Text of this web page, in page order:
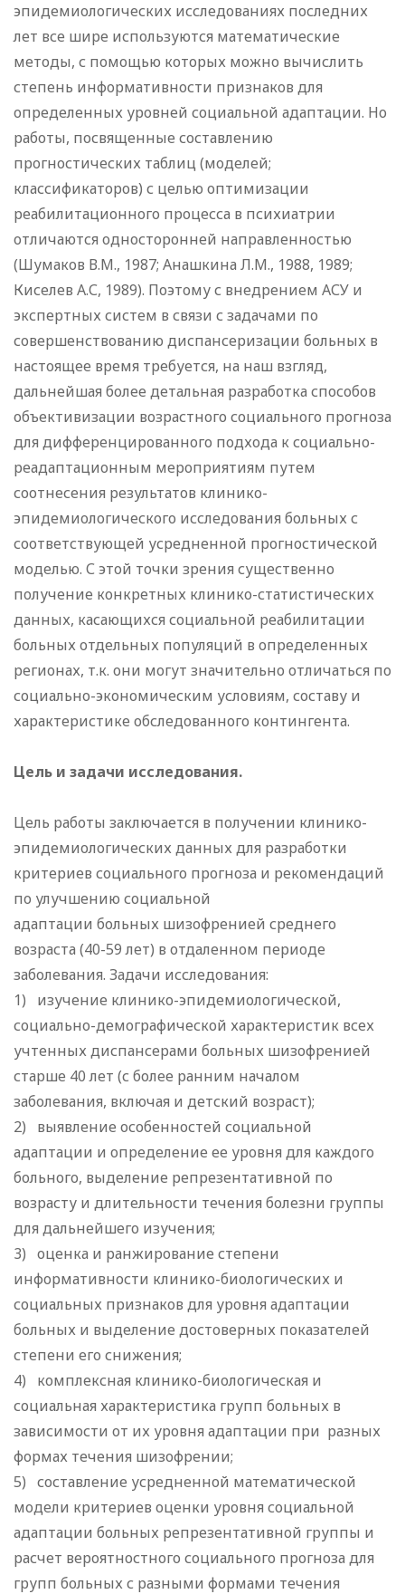
эпидемиологических исследованиях последних
лет все шире используются математические
методы, с помощью которых можно вычислить
степень информативности признаков для
определенных уровней социальной адаптации. Но
работы, посвященные составлению
прогностических таблиц (моделей;
классификаторов) с целью оптимизации
реабилитационного процесса в психиатрии
отличаются односторонней направленностью
(Шумаков В.М., 1987; Анашкина Л.М., 1988, 1989;
Киселев А.С, 1989). Поэтому с внедрением АСУ и
экспертных систем в связи с задачами по
совершенствованию диспансеризации больных в
настоящее время требуется, на наш взгляд,
дальнейшая более детальная разработка способов
объективизации возрастного социального прогноза
для дифференцированного подхода к социально-
реадаптационным мероприятиям путем
соотнесения результатов клинико-
эпидемиологического исследования больных с
соответствующей усредненной прогностической
моделью. С этой точки зрения существенно
получение конкретных клинико-статистических
данных, касающихся социальной реабилитации
больных отдельных популяций в определенных
регионах, т.к. они могут значительно отличаться по
социально-экономическим условиям, составу и
характеристике обследованного контингента.
Цель и задачи исследования.
Цель работы заключается в получении клинико-
эпидемиологических данных для разработки
критериев социального прогноза и рекомендаций
по улучшению социальной
адаптации больных шизофренией среднего
возраста (40-59 лет) в отдаленном периоде
заболевания. Задачи исследования:
1) изучение клинико-эпидемиологической,
социально-демографической характеристик всех
учтенных диспансерами больных шизофренией
старше 40 лет (с более ранним началом
заболевания, включая и детский возраст);
2) выявление особенностей социальной
адаптации и определение ее уровня для каждого
больного, выделение репрезентативной по
возрасту и длительности течения болезни группы
для дальнейшего изучения;
3) оценка и ранжирование степени
информативности клинико-биологических и
социальных признаков для уровня адаптации
больных и выделение достоверных показателей
степени его снижения;
4) комплексная клинико-биологическая и
социальная характеристика групп больных в
зависимости от их уровня адаптации при разных
формах течения шизофрении;
5) составление усредненной математической
модели критериев оценки уровня социальной
адаптации больных репрезентативной группы и
расчет вероятностного социального прогноза для
групп больных с разными формами течения